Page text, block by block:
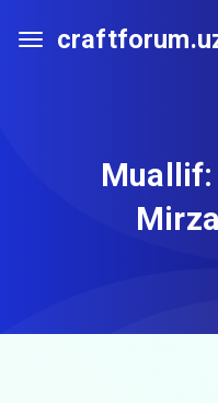
Muallif: